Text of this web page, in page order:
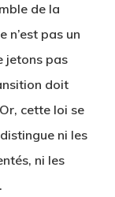
de la
n’est pas un
jetons pas
doit
cette loi se
ni les
ni les